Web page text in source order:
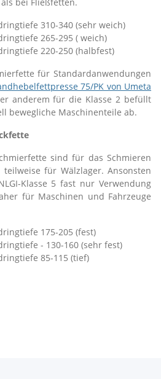
310-340 (sehr weich)
265-295 ( weich)
220-250 (halbfest)
für Standardanwendungen
75/PK von Umeta
anderem für die Klasse 2 befüllt
bewegliche Maschinenteile ab.
sind für das Schmieren
für Wälzlager. Ansonsten
Klasse 5 fast nur Verwendung
für Maschinen und Fahrzeuge
175-205 (fest)
- 130-160 (sehr fest)
85-115 (tief)